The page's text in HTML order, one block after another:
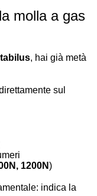
molla a gas
, hai già metà
sul
1200N)
indica la